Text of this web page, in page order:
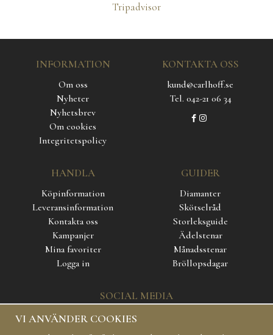
Tripadvisor
INFORMATION
Om oss
Nyheter
Nyhetsbrev
Om cookies
Integritetspolicy
KONTAKTA OSS
kund@carlhoff.se
Tel. 042-21 06 34
HANDLA
Köpinformation
Leveransinformation
Kontakta oss
Kampanjer
Mina favoriter
Logga in
GUIDER
Diamanter
Skötselråd
Storleksguide
Ädelstenar
Månadsstenar
Bröllopsdagar
SOCIAL MEDIA
VI ANVÄNDER COOKIES